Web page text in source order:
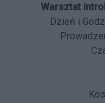
Warsztat
Dzień i